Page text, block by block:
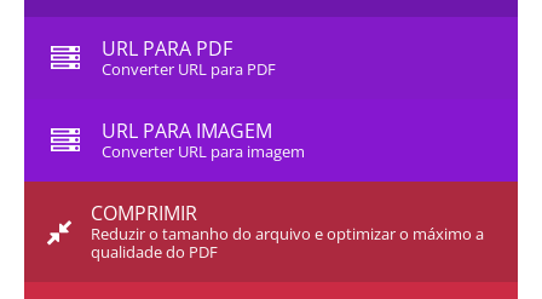
URL PARA PDF
Converter URL para PDF
URL PARA IMAGEM
Converter URL para imagem
COMPRIMIR
Reduzir o tamanho do arquivo e optimizar o máximo a
qualidade do PDF